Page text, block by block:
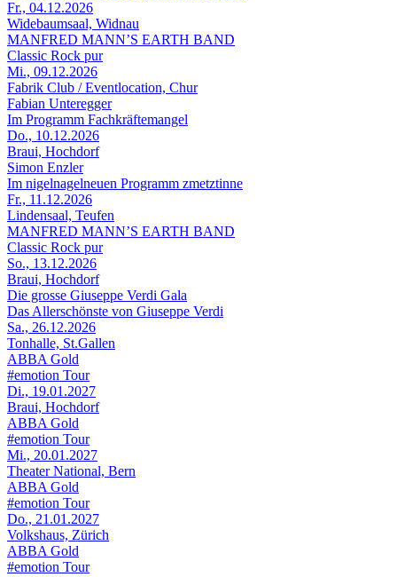
Fr., 04.12.2026
Widebaumsaal, Widnau
MANFRED MANN’S EARTH BAND
Classic Rock pur
Mi., 09.12.2026
Fabrik Club / Eventlocation, Chur
Fabian Unteregger
Im Programm Fachkräftemangel
Do., 10.12.2026
Braui, Hochdorf
Simon Enzler
Im nigelnagelneuen Programm zmetztinne
Fr., 11.12.2026
Lindensaal, Teufen
MANFRED MANN’S EARTH BAND
Classic Rock pur
So., 13.12.2026
Braui, Hochdorf
Die grosse Giuseppe Verdi Gala
Das Allerschönste von Giuseppe Verdi
Sa., 26.12.2026
Tonhalle, St.Gallen
ABBA Gold
#emotion Tour
Di., 19.01.2027
Braui, Hochdorf
ABBA Gold
#emotion Tour
Mi., 20.01.2027
Theater National, Bern
ABBA Gold
#emotion Tour
Do., 21.01.2027
Volkshaus, Zürich
ABBA Gold
#emotion Tour